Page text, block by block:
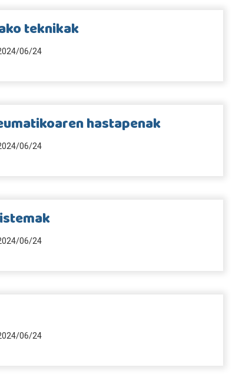
teknikak
06/24
hastapenak
06/24
06/24
06/24